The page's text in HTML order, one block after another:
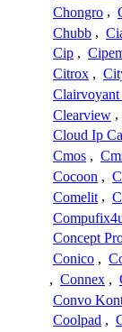
Chongro ,
Chubb ,
Cip ,
Citrox ,
Clearview ,
Cloud Ip
Cmos ,
Cocoon ,
Comelit ,
Concept
Conico ,
, Connex ,
Convo
Coolpad ,